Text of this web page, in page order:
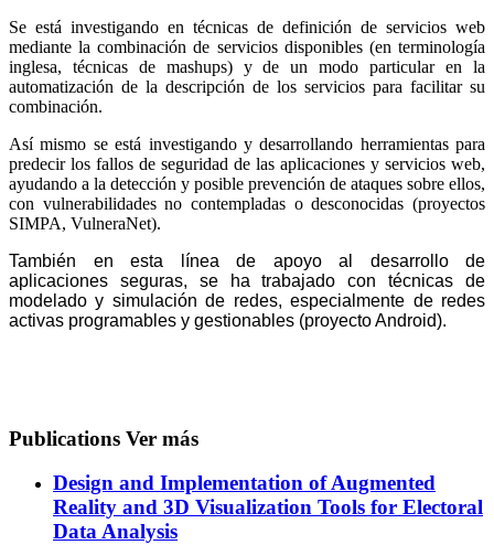
Se está investigando en técnicas de definición de servicios web
mediante la combinación de servicios disponibles (en terminología
inglesa, técnicas de mashups) y de un modo particular en la
automatización de la descripción de los servicios para facilitar su
combinación.
Así mismo se está investigando y desarrollando herramientas para
predecir los fallos de seguridad de las aplicaciones y servicios web,
ayudando a la detección y posible prevención de ataques sobre ellos,
con vulnerabilidades no contempladas o desconocidas (proyectos
SIMPA, VulneraNet).
También en esta línea de apoyo al desarrollo de
aplicaciones seguras, se ha trabajado con técnicas de
modelado y simulación de redes, especialmente de redes
activas programables y gestionables (proyecto Android).
Publications Ver más
Design and Implementation of Augmented
Reality and 3D Visualization Tools for Electoral
Data Analysis